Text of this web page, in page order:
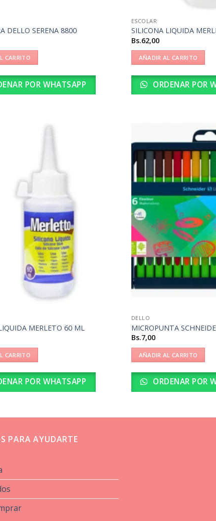
DELLO SERENA 8800
CARRITO
POR WHATSAPP
ESCOLAR
SILICONA LIQUIDA
Bs.62,00
AÑADIR AL CARRITO
ORDENAR POR
MERLETO 60 ML
CARRITO
POR WHATSAPP
DELLO
MICROPUNTA
Bs.7,00
AÑADIR AL CARRITO
ORDENAR POR
PARA AYUDARTE